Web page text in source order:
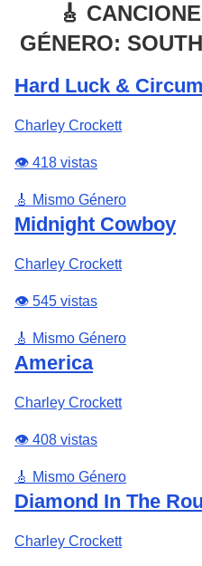
🎸
GÉNERO:
Hard Luck &
Charley Crockett
👁️ 418 vistas
🎸 Mismo Género
Midnight Cowboy
Charley Crockett
👁️ 545 vistas
🎸 Mismo Género
America
Charley Crockett
👁️ 408 vistas
🎸 Mismo Género
Diamond In The
Charley Crockett